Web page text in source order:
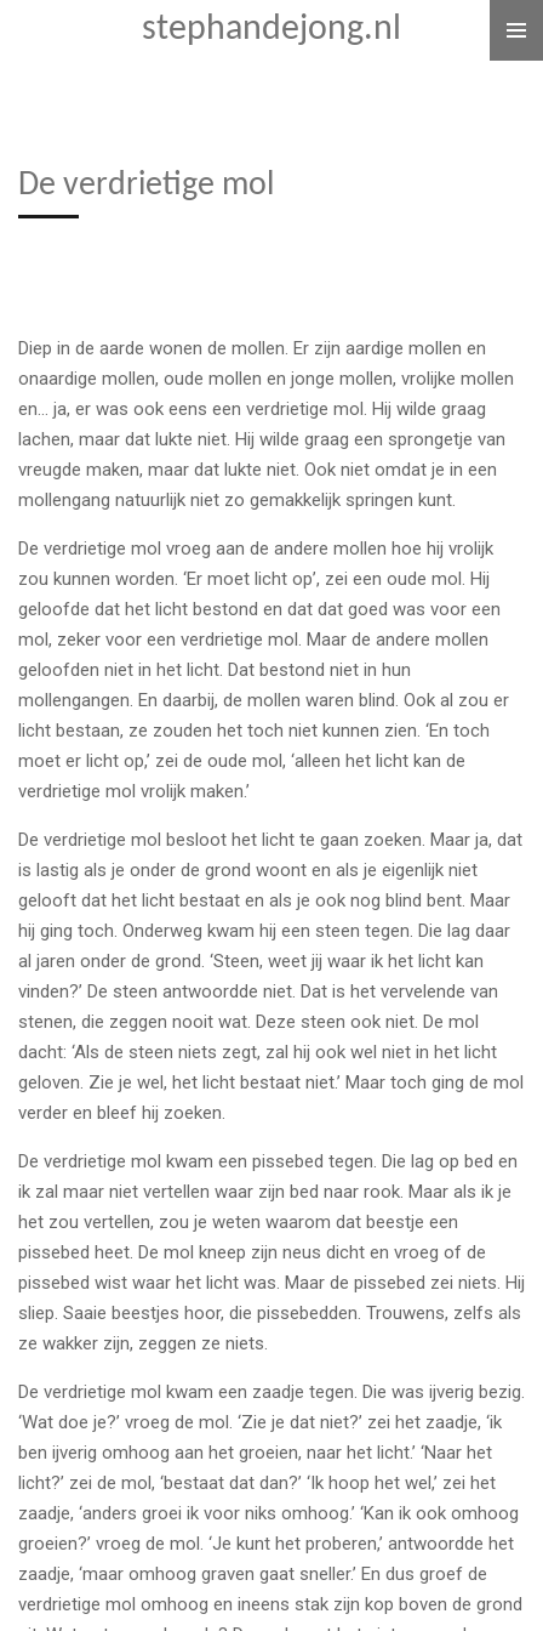
stephandejong.nl
De verdrietige mol
Diep in de aarde wonen de mollen. Er zijn aardige mollen en
onaardige mollen, oude mollen en jonge mollen, vrolijke mollen
en… ja, er was ook eens een verdrietige mol. Hij wilde graag
lachen, maar dat lukte niet. Hij wilde graag een sprongetje van
vreugde maken, maar dat lukte niet. Ook niet omdat je in een
mollengang natuurlijk niet zo gemakkelijk springen kunt.
De verdrietige mol vroeg aan de andere mollen hoe hij vrolijk
zou kunnen worden. ‘Er moet licht op’, zei een oude mol. Hij
geloofde dat het licht bestond en dat dat goed was voor een
mol, zeker voor een verdrietige mol. Maar de andere mollen
geloofden niet in het licht. Dat bestond niet in hun
mollengangen. En daarbij, de mollen waren blind. Ook al zou er
licht bestaan, ze zouden het toch niet kunnen zien. ‘En toch
moet er licht op,’ zei de oude mol, ‘alleen het licht kan de
verdrietige mol vrolijk maken.’
De verdrietige mol besloot het licht te gaan zoeken. Maar ja, dat
is lastig als je onder de grond woont en als je eigenlijk niet
gelooft dat het licht bestaat en als je ook nog blind bent. Maar
hij ging toch. Onderweg kwam hij een steen tegen. Die lag daar
al jaren onder de grond. ‘Steen, weet jij waar ik het licht kan
vinden?’ De steen antwoordde niet. Dat is het vervelende van
stenen, die zeggen nooit wat. Deze steen ook niet. De mol
dacht: ‘Als de steen niets zegt, zal hij ook wel niet in het licht
geloven. Zie je wel, het licht bestaat niet.’ Maar toch ging de mol
verder en bleef hij zoeken.
De verdrietige mol kwam een pissebed tegen. Die lag op bed en
ik zal maar niet vertellen waar zijn bed naar rook. Maar als ik je
het zou vertellen, zou je weten waarom dat beestje een
pissebed heet. De mol kneep zijn neus dicht en vroeg of de
pissebed wist waar het licht was. Maar de pissebed zei niets. Hij
sliep. Saaie beestjes hoor, die pissebedden. Trouwens, zelfs als
ze wakker zijn, zeggen ze niets.
De verdrietige mol kwam een zaadje tegen. Die was ijverig bezig.
‘Wat doe je?’ vroeg de mol. ‘Zie je dat niet?’ zei het zaadje, ‘ik
ben ijverig omhoog aan het groeien, naar het licht.’ ‘Naar het
licht?’ zei de mol, ‘bestaat dat dan?’ ‘Ik hoop het wel,’ zei het
zaadje, ‘anders groei ik voor niks omhoog.’ ‘Kan ik ook omhoog
groeien?’ vroeg de mol. ‘Je kunt het proberen,’ antwoordde het
zaadje, ‘maar omhoog graven gaat sneller.’ En dus groef de
verdrietige mol omhoog en ineens stak zijn kop boven de grond